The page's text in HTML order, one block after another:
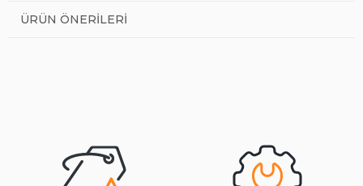
ÜRÜN ÖNERILERI